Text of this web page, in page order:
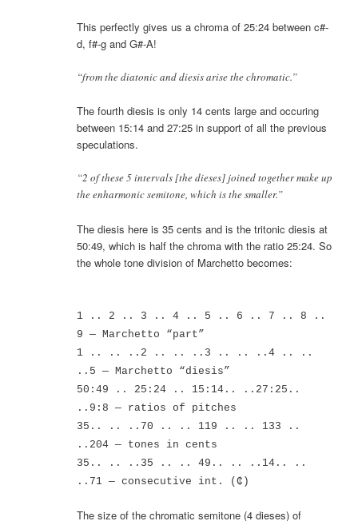
This perfectly gives us a chroma of 25:24 between c#-
d, f#-g and G#-A!
“from the diatonic and diesis arise the chromatic.”
The fourth diesis is only 14 cents large and occuring
between 15:14 and 27:25 in support of all the previous
speculations.
“2 of these 5 intervals [the dieses] joined together make up
the enharmonic semitone, which is the smaller.”
The diesis here is 35 cents and is the tritonic diesis at
50:49, which is half the chroma with the ratio 25:24. So
the whole tone division of Marchetto becomes:
1 .. 2 .. 3 .. 4 .. 5 .. 6 .. 7 .. 8 ..
9 — Marchetto “part”
1 .. .. ..2 .. .. ..3 .. .. ..4 .. ..
..5 — Marchetto “diesis”
50:49 .. 25:24 .. 15:14.. ..27:25..
..9:8 — ratios of pitches
35.. .. ..70 .. .. 119 .. .. 133 ..
..204 — tones in cents
35.. .. ..35 .. .. 49.. .. ..14.. ..
..71 — consecutive int. (₵)
The size of the chromatic semitone (4 dieses) of